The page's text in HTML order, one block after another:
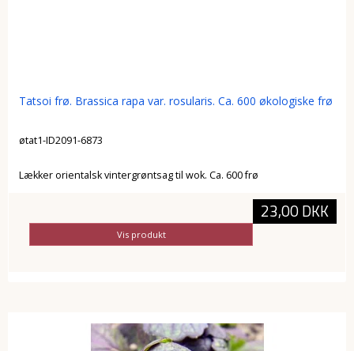
Tatsoi frø. Brassica rapa var. rosularis. Ca. 600 økologiske frø
øtat1-ID2091-6873
Lækker orientalsk vintergrøntsag til wok. Ca. 600 frø
23,00 DKK
Vis produkt